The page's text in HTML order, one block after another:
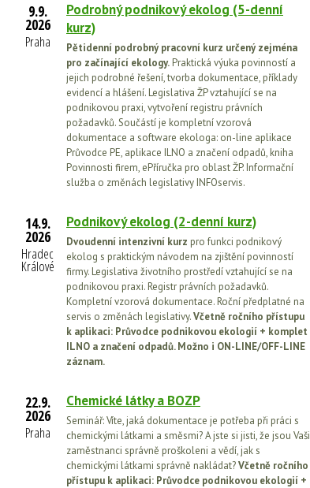
9.9.
2026
Praha
Podrobný podnikový ekolog (5-denní
kurz)
Pětidenní podrobný pracovní kurz určený zejména
pro začínající ekology. Praktická výuka povinností a
jejich podrobné řešení, tvorba dokumentace, příklady
evidencí a hlášení. Legislativa ŽP vztahující se na
podnikovou praxi, vytvoření registru právních
požadavků. Součástí je kompletní vzorová
dokumentace a software ekologa: on-line aplikace
Průvodce PE, aplikace ILNO a značení odpadů, kniha
Povinnosti firem, ePříručka pro oblast ŽP. Informační
služba o změnách legislativy INFOservis.
14.9.
2026
Hradec
Králové
Podnikový ekolog (2-denní kurz)
Dvoudenní intenzivní kurz pro funkci podnikový
ekolog s praktickým návodem na zjištění povinností
firmy. Legislativa životního prostředí vztahující se na
podnikovou praxi. Registr právních požadavků.
Kompletní vzorová dokumentace. Roční předplatné na
servis o změnách legislativy.Včetně ročního přístupu
k aplikaci: Průvodce podnikovou ekologií + komplet
ILNO a značení odpadů. Možno i ON-LINE/OFF-LINE
záznam.
22.9.
2026
Praha
Chemické látky a BOZP
Seminář: Víte, jaká dokumentace je potřeba při práci s
chemickými látkami a směsmi? A jste si jisti, že jsou Vaši
zaměstnanci správně proškoleni a vědí, jak s
chemickými látkami správně nakládat?Včetně ročního
přístupu k aplikaci: Průvodce podnikovou ekologií +